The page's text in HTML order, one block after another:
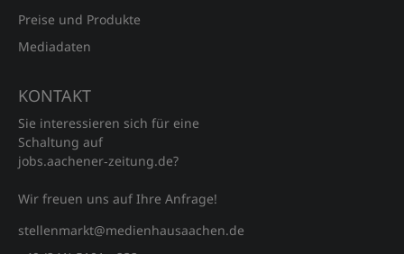
Preise und Produkte
Mediadaten
KONTAKT
Sie interessieren sich für eine
Schaltung auf
jobs.aachener‑zeitung.de?
Wir freuen uns auf Ihre Anfrage!
stellenmarkt@medienhausaachen.de